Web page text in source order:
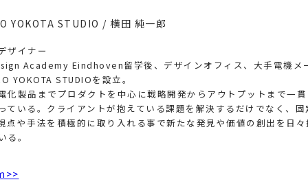
YOKOTA STUDIO / 横田 純一郎
ザイナー
Academy Eindhoven留学後、デザインオフィス、大手電機メ
YOKOTA STUDIOを設立。
化製品までプロダクトを中心に戦略開発からアウトプットまで一
ている。クライアントが抱えている課題を解決するだけでなく、
点や手法を積極的に取り入れる事で新たな発見や価値の創出を日
る。